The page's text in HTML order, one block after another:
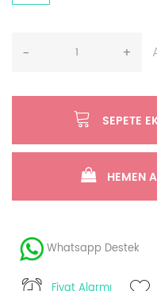
- +
SEPETE
HEMEN
Whatsapp Destek